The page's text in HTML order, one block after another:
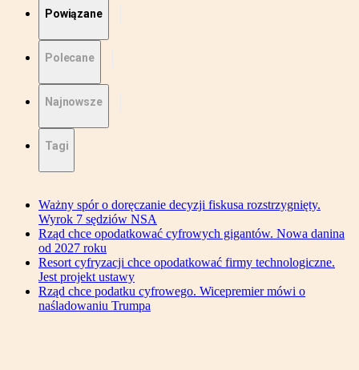
Powiązane
Polecane
Najnowsze
Tagi
Ważny spór o doręczanie decyzji fiskusa rozstrzygnięty.
Wyrok 7 sędziów NSA
Rząd chce opodatkować cyfrowych gigantów. Nowa danina
od 2027 roku
Resort cyfryzacji chce opodatkować firmy technologiczne.
Jest projekt ustawy
Rząd chce podatku cyfrowego. Wicepremier mówi o
naśladowaniu Trumpa